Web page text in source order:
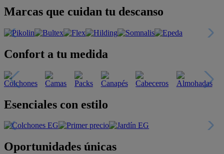
Marcas que cuidan tu descanso
Confort a tu medida
Esenciales con estilo
Oportunidades únicas